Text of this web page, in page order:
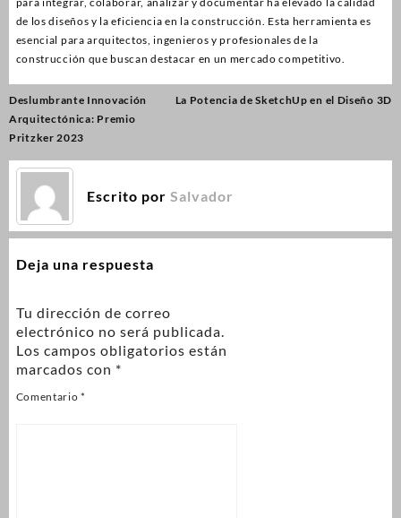
de los diseños y la eficiencia en la construcción. Esta herramienta es
esencial para arquitectos, ingenieros y profesionales de la
construcción que buscan destacar en un mercado competitivo.
Deslumbrante Innovación
Arquitectónica: Premio
Pritzker 2023
La Potencia de SketchUp en el Diseño 3D
Escrito por Salvador
Deja una respuesta
Tu dirección de correo
electrónico no será publicada.
Los campos obligatorios están
marcados con *
Comentario*